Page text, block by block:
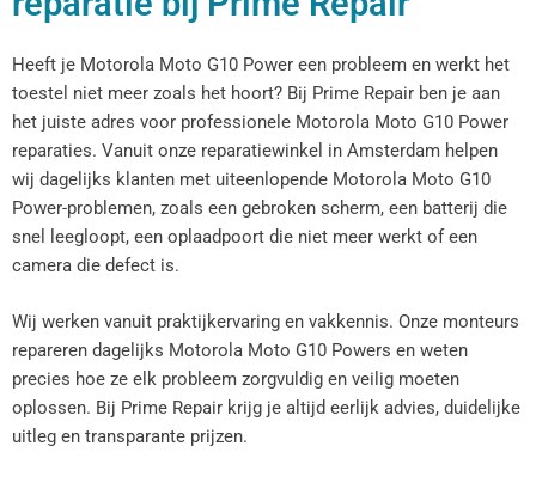
Heeft je Motorola Moto G10 Power een probleem en werkt het
toestel niet meer zoals het hoort? Bij Prime Repair ben je aan
het juiste adres voor professionele Motorola Moto G10 Power
reparaties. Vanuit onze reparatiewinkel in Amsterdam helpen
wij dagelijks klanten met uiteenlopende Motorola Moto G10
Power-problemen, zoals een gebroken scherm, een batterij die
snel leegloopt, een oplaadpoort die niet meer werkt of een
camera die defect is.
Wij werken vanuit praktijkervaring en vakkennis. Onze monteurs
repareren dagelijks Motorola Moto G10 Powers en weten
precies hoe ze elk probleem zorgvuldig en veilig moeten
oplossen. Bij Prime Repair krijg je altijd eerlijk advies, duidelijke
uitleg en transparante prijzen.